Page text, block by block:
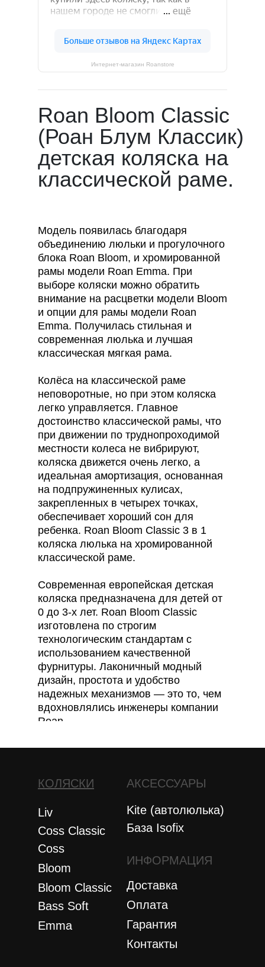
Интернет-магазин Roanstore
Roan Bloom Classic
(Роан Блум Классик)
детская коляска на
классической раме.
Модель появилась благодаря
объединению люльки и прогулочного
блока Roan Bloom, и хромированной
рамы модели Roan Emma. При
выборе коляски можно обратить
внимание на расцветки модели Bloom
и опции для рамы модели Roan
Emma. Получилась стильная и
современная люлька и лучшая
классическая мягкая рама.
Колёса на классической раме
неповоротные, но при этом коляска
легко управляется. Главное
достоинство классической рамы, что
при движении по труднопроходимой
местности колеса не вибрируют,
коляска движется очень легко, а
идеальная амортизация, основанная
на подпружиненных кулисах,
закрепленных в четырех точках,
обеспечивает хороший сон для
ребенка. Roan Bloom Classic 3 в 1
коляска люлька на хромированной
классической раме.
Современная европейская детская
коляска предназначена для детей от
0 до 3-х лет. Roan Bloom Classic
изготовлена по строгим
технологическим стандартам с
использованием качественной
фурнитуры. Лаконичный модный
дизайн, простота и удобство
надежных механизмов — это то, чем
вдохновлялись инженеры компании
Roan.
КОЛЯСКИ АКСЕССУАРЫ
ИНФОРМАЦИЯ
Coss Classic
Kite (автолюлька)
Coss
Доставка
База Isofix
Bloom
Оплата
Bloom Сlassic
Гарантия
Liv
Контакты
Bass Soft
Emma